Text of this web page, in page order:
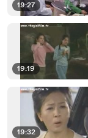
19:27
19:19
19:32